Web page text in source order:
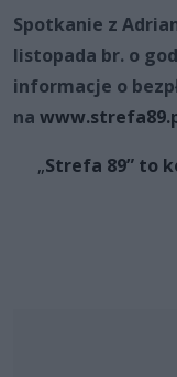
Spotkanie z
listopada br. o
informacje o
na
„Strefa 89” to